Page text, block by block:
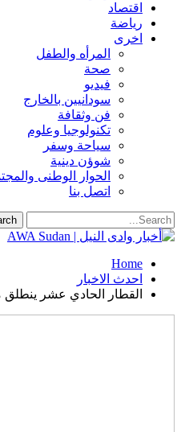
اقتصاد
رياضة
اخرى
المرأه والطفل
صحة
فيديو
سودانيين بالخارج
فن وثقافة
تكنولوجيا وعلوم
سياحة وسفر
شوؤن دينية
الحوار الوطنى
اتصل بنا
Home
احدث الاخبار
القطار الحادي عشر ينطلق